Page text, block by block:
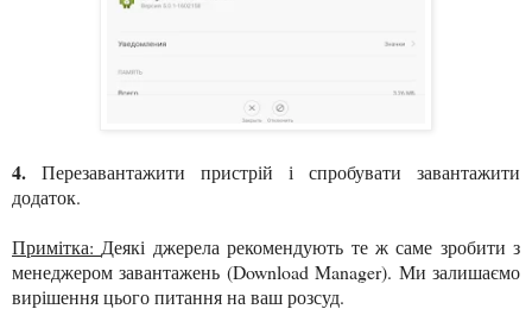
4. Перезавантажити пристрій і спробувати завантажити
додаток.
Примітка:Деякі джерела рекомендують те ж саме зробити з
менеджером завантажень (Download Manager). Ми залишаємо
вирішення цього питання на ваш розсуд.